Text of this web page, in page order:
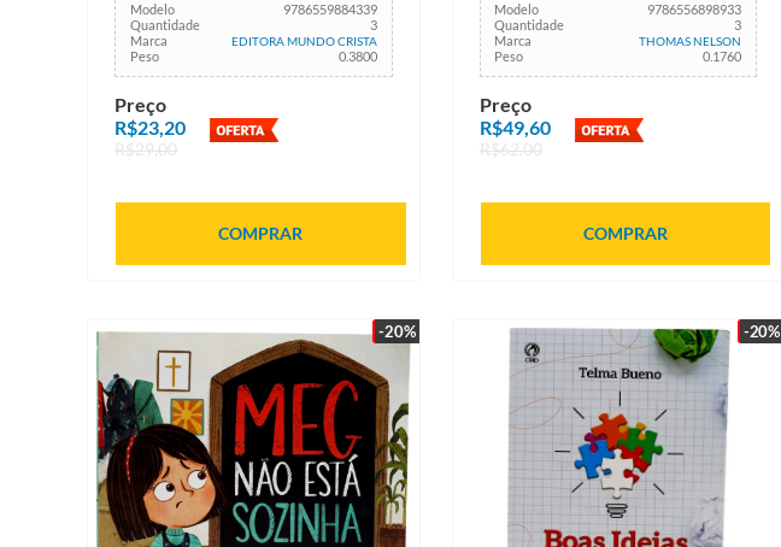
Modelo
9786559884339
Quantidade
3
Marca
EDITORA MUNDO CRISTA
Peso 0.3800
Preço
R$23,20
R$29,00
COMPRAR
Modelo
9786556898933
Quantidade
3
Marca
THOMAS NELSON
Peso 0.1760
Preço
R$49,60
R$62,00
COMPRAR
-20% -20%